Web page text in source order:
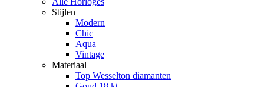
Stijlen
Modern
Chic
Aqua
Vintage
Materiaal
Top Wesselton diamanten